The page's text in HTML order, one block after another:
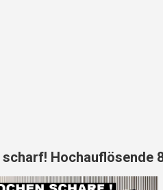
scharf! Hochauflösende